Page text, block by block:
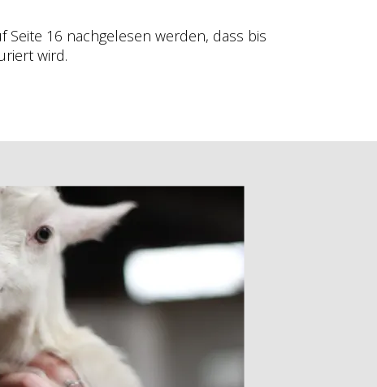
16 nachgelesen werden, dass bis
wird.